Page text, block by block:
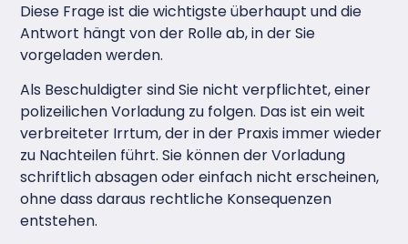
Diese Frage ist die wichtigste überhaupt und die
Antwort hängt von der Rolle ab, in der Sie
vorgeladen werden.
Als Beschuldigter sind Sie nicht verpflichtet, einer
polizeilichen Vorladung zu folgen. Das ist ein weit
verbreiteter Irrtum, der in der Praxis immer wieder
zu Nachteilen führt. Sie können der Vorladung
schriftlich absagen oder einfach nicht erscheinen,
ohne dass daraus rechtliche Konsequenzen
entstehen.